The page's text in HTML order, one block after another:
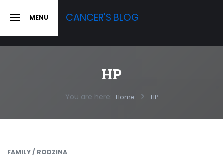
SLIDE MENU CANCER'S BLOG
HP
You are here: Home HP
FAMILY / RODZINA